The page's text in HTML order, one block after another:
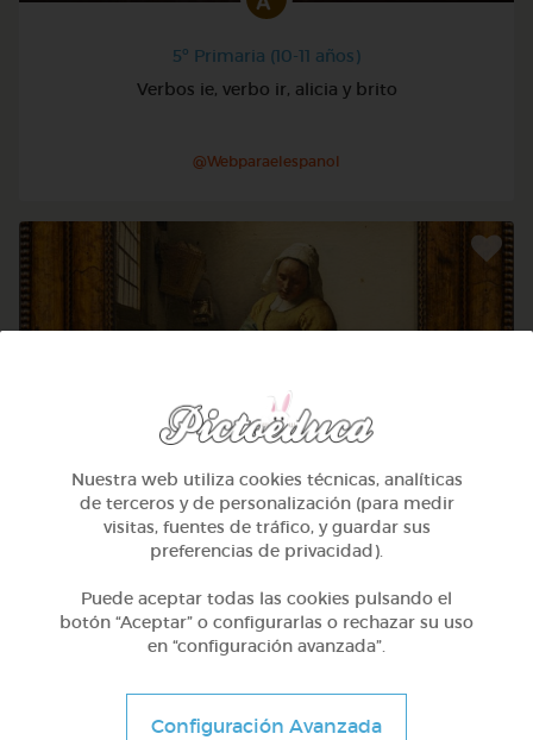
5º Primaria (10-11 años)
Verbos ie, verbo ir, alicia y brito
@Webparaelespanol
5º Primaria (10-11 años)
87 verbos a-, en-, con- , vermeer y cancion
@Webparaelespanol
Nuestra web utiliza cookies técnicas, analíticas
de terceros y de personalización (para medir
visitas, fuentes de tráfico, y guardar sus
preferencias de privacidad).
Puede aceptar todas las cookies pulsando el
botón “Aceptar” o configurarlas o rechazar su uso
en “configuración avanzada”.
Configuración Avanzada